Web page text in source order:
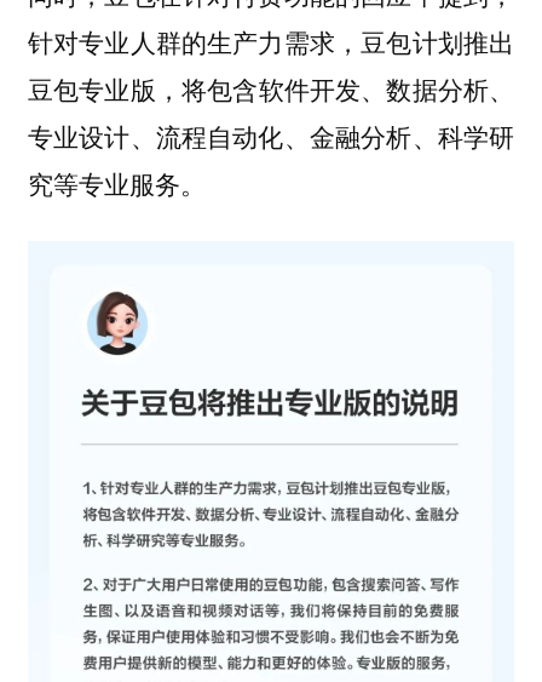
针对专业人群的生产力需求，豆包计划推出
豆包专业版 ，将包含软件开发、数据分析、
专业设计、流程自动化、金融分析、科学研
究等专业服务。